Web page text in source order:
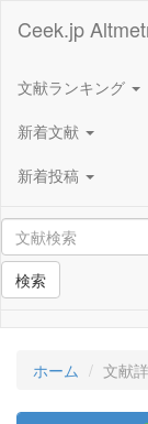
Ceek.jp
文献ランキング
新着文献
新着投稿
検索
ホーム 文献